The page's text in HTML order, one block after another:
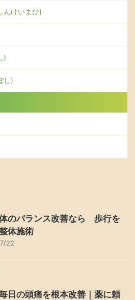
んけいまひ)
)
し)
のバランス改善なら 歩行を
体施術
22
日の頭痛を根本改善｜薬に頼